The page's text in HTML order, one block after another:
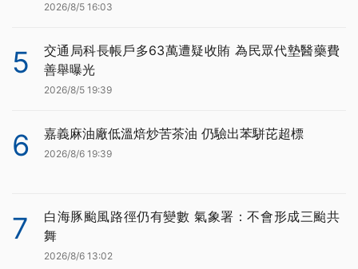
2026/8/5 16:03
5
交通局科長帳戶多63萬遭疑收賄 為民眾代墊醫藥費
善舉曝光
2026/8/5 19:39
6 嘉義麻油廠低溫焙炒苦茶油 仍驗出苯駢芘超標
2026/8/6 19:39
7
白海豚颱風路徑仍有變數 氣象署：不會形成三颱共
舞
2026/8/6 13:02